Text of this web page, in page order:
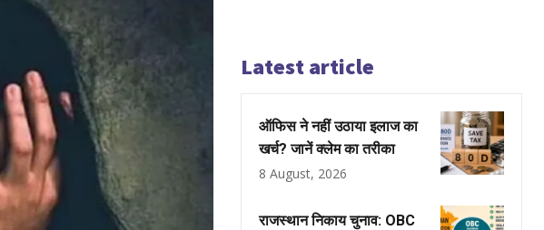
Latest article
ऑफिस ने नहीं उठाया इलाज का
खर्च? जानें क्लेम का तरीका
8 August, 2026
राजस्थान निकाय चुनाव: OBC